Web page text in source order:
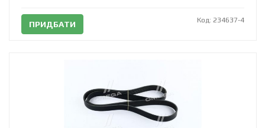
ПРИДБАТИ Код: 234637-4